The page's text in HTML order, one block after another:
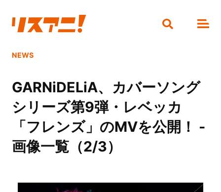
NEWS
GARNiDELiA、カバーソング
シリーズ第9弾・レベッカ
「フレンズ」のMVを公開！ -
画像一覧（2/3）